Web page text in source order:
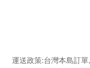
運送政策:台灣本島訂